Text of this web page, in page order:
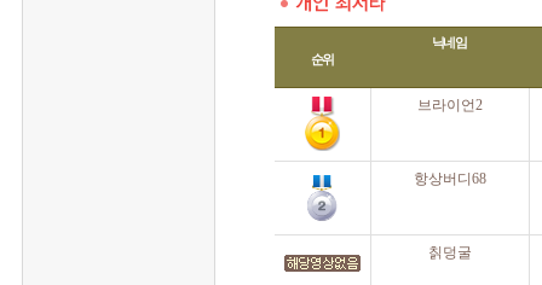
순위
닉네임
브라이언2
항상버디68
칡덩굴